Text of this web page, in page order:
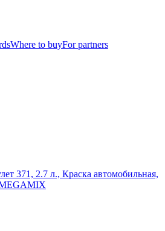
Where to buyFor partners
371, 2.7 л., Краска автомобильная,
MEGAMIX